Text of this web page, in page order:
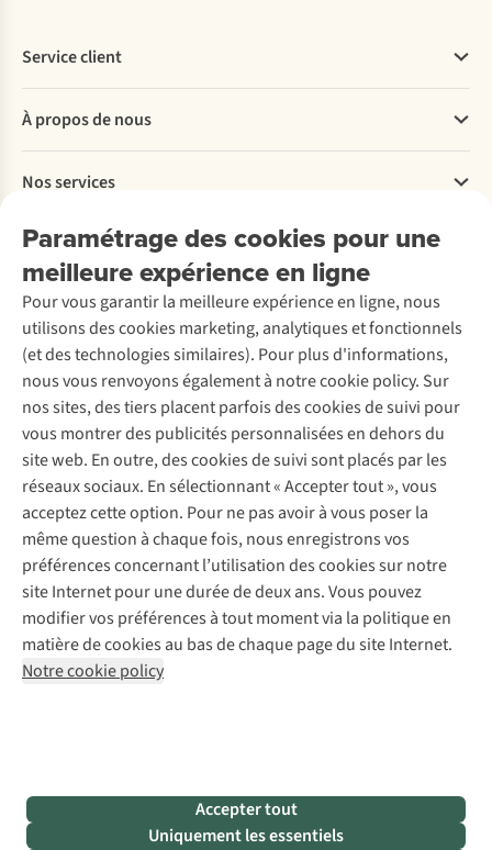
Paramétrage des cookies pour une
meilleure expérience en ligne
Pour vous garantir la meilleure expérience en ligne, nous
utilisons des cookies marketing, analytiques et fonctionnels
(et des technologies similaires). Pour plus d'informations,
nous vous renvoyons également à notre cookie policy. Sur
nos sites, des tiers placent parfois des cookies de suivi pour
vous montrer des publicités personnalisées en dehors du
site web. En outre, des cookies de suivi sont placés par les
réseaux sociaux. En sélectionnant « Accepter tout », vous
acceptez cette option. Pour ne pas avoir à vous poser la
même question à chaque fois, nous enregistrons vos
préférences concernant l’utilisation des cookies sur notre
site Internet pour une durée de deux ans. Vous pouvez
modifier vos préférences à tout moment via la politique en
matière de cookies au bas de chaque page du site Internet.
Notre cookie policy
Accepter tout
Uniquement les essentiels
Service client
Commander
Payer
Livraison
Rétractation d'une commande
Entretien & réparations
Garantie
Contactez-nous
À propos de nous
Explore More
À propos d’Ayacucho
Nos magasins
À propos d’A.S.Adventure
Déclaration d'accessibilité
Nos services
Location / Location sports d’hiver
Entretien de ski
Service de lavage
Entretien de chaussures
Réparation de chaussures
Réparation de vêtements
Retouches
Pour les entreprises
Découvrez
A.S.Magazine
Explore Camp
Gear Check
Expertise & conseils
Abonnez-vous à la newsletter
Suivez-nous
Mentions légales
Politique de confidentialité
Conditions générales
Cookie Policy
AS Adventure Luxemburg SA,